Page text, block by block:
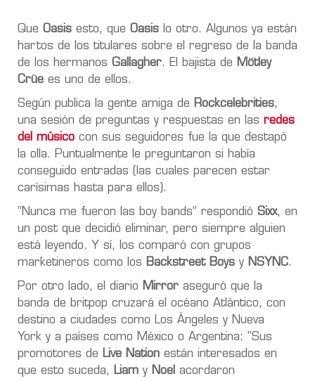
Que Oasis esto, que Oasis lo otro. Algunos ya están
hartos de los titulares sobre el regreso de la banda
de los hermanos Gallagher. El bajista de
Mötley
Crüe es uno de ellos.
Según publica la gente amiga de Rockcelebrities,
una sesión de preguntas y respuestas en las redes
del músico con sus seguidores fue la que destapó
la olla. Puntualmente le preguntaron si había
conseguido entradas (las cuales parecen estar
carísimas hasta para ellos).
“Nunca me fueron las boy bands” respondió Sixx, en
un post que decidió eliminar, pero siempre alguien
está leyendo. Y sí, los comparó con grupos
marketineros como los Backstreet Boys y NSYNC.
Por otro lado, el diario Mirror aseguró que la
banda de britpop cruzará el océano Atlántico, con
destino a ciudades como Los Ángeles y Nueva
York y a países como México o Argentina: "Sus
promotores de Live Nation están interesados en
que esto suceda,
Liam y Noel acordaron